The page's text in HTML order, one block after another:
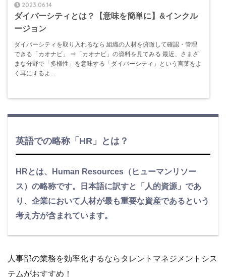
2023.06.14
ダイバーシティとは？【意味を簡単に】&インクル
ージョン
ダイバーシティを取り入れるなら 組織の人材を俯瞰して確認・管理
できる「カオナビ」 ⇒「カオナビ」の資料を見てみる 最近、さまざ
まな分野で「多様性」を意味する「ダイバーシティ」という言葉をよ
く耳にするよ...
英語での略称「HR」とは？
HRとは、Human Resources（ヒューマンリソー
ス）の略称です。日本語に訳すと「人的資源」であ
り、企業において人材が最も重要な資産であるという
考え方が含まれています。
人事部の業務を効率化するならタレントマネジメントシス
テムがおすすめ！